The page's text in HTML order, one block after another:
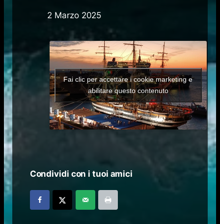
2 Marzo 2025
Fai clic per accettare i cookie marketing e
abilitare questo contenuto
Condividi con i tuoi amici